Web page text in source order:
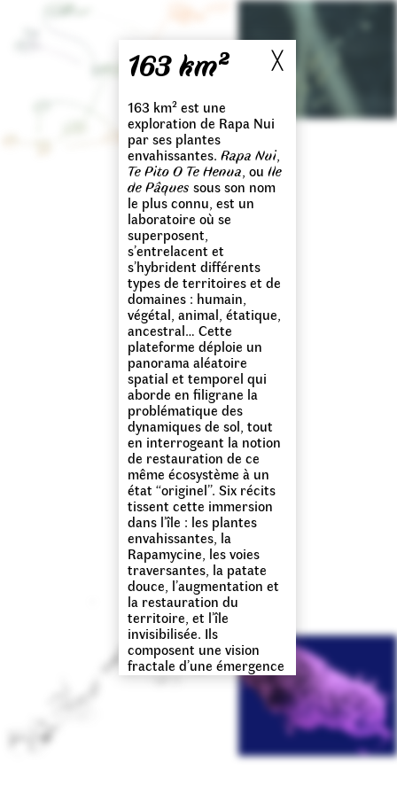
╳
163 km²
163 km² est une
exploration de Rapa Nui
par ses plantes
envahissantes.Rapa Nui,
Te Pito O Te Henua, ouIle
de Pâques sous son nom
le plus connu, est un
laboratoire où se
superposent,
s’entrelacent et
s’hybrident différents
types de territoires et de
domaines : humain,
végétal, animal, étatique,
ancestral… Cette
plateforme déploie un
panorama aléatoire
spatial et temporel qui
aborde en filigrane la
problématique des
dynamiques de sol, tout
en interrogeant la notion
de restauration de ce
même écosystème à un
état “originel”. Six récits
tissent cette immersion
dans l’île : les plantes
envahissantes, la
Rapamycine, les voies
traversantes, la patate
douce, l’augmentation et
la restauration du
territoire, et l’île
invisibilisée. Ils
composent une vision
fractale d’une émergence
de terre au beau milieu
du Pacifique télescope
ainsi passé, présent et
recherche sur le végétal